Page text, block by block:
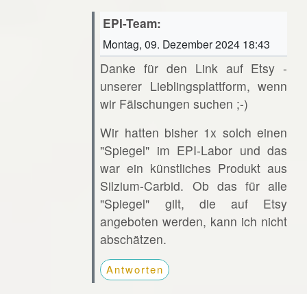
EPI-Team:
Montag, 09. Dezember 2024 18:43
Danke für den Link auf Etsy -
unserer Lieblingsplattform, wenn
wir Fälschungen suchen ;-)
Wir hatten bisher 1x solch einen
"Spiegel" im EPI-Labor und das
war ein künstliches Produkt aus
Silzium-Carbid. Ob das für alle
"Spiegel" gilt, die auf Etsy
angeboten werden, kann ich nicht
abschätzen.
Antworten